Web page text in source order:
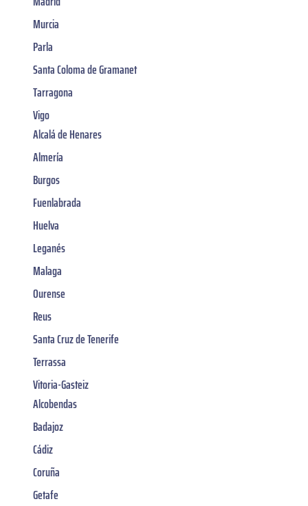
Murcia
Parla
Santa Coloma de Gramanet
Tarragona
Vigo
Alcalá de Henares
Almería
Burgos
Fuenlabrada
Huelva
Leganés
Malaga
Ourense
Reus
Santa Cruz de Tenerife
Terrassa
Vitoria-Gasteiz
Alcobendas
Badajoz
Cádiz
Coruña
Getafe